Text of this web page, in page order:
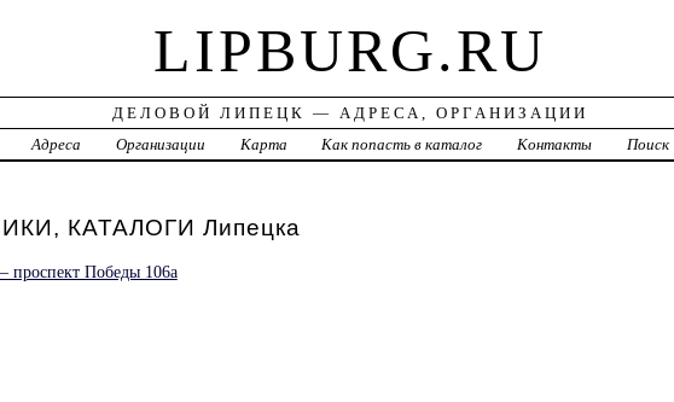
LIPBURG.RU
ДЕЛОВОЙ ЛИПЕЦК — АДРЕСА, ОРГАНИЗАЦИИ
Адреса
Организации Карта Как попасть в каталог Контакты Поиск
КАТАЛОГИ Липецка
Победы 106а